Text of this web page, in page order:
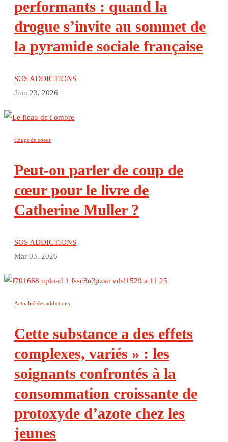
performants : quand la
drogue s’invite au sommet de
la pyramide sociale française
SOS ADDICTIONS
Juin 23, 2026
Coups de coeur
Peut-on parler de coup de
cœur pour le livre de
Catherine Muller ?
SOS ADDICTIONS
Mar 03, 2026
Actualité des addictions
Cette substance a des effets
complexes, variés » : les
soignants confrontés à la
consommation croissante de
protoxyde d’azote chez les
jeunes